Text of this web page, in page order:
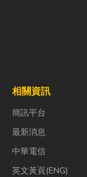
商品損壞。 這
次搞懂塑膠袋
與手提袋的...
相關資訊
簡訊平台
最新消息
中華電信
英文黃頁(ENG)